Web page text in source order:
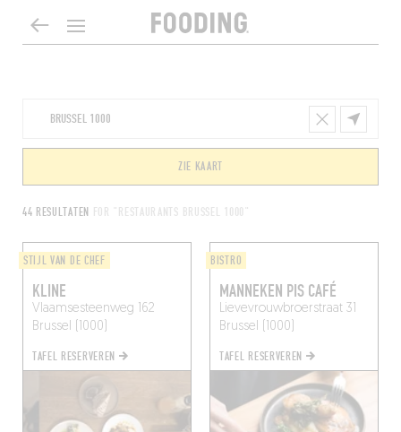
44 RESULTATEN FOR "RESTAURANTS BRUSSEL 1000"
ZIE KAART
STIJL VAN DE CHEF
KLINE
Vlaamsesteenweg 162
Brussel (1000)
TAFEL RESERVEREN
BISTRO
MANNEKEN PIS CAFÉ
Lievevrouwbroerstraat 31
Brussel (1000)
TAFEL RESERVEREN